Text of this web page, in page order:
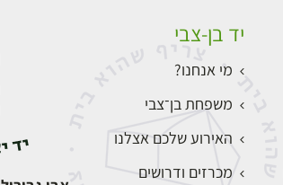
יד בן-צבי
מי אנחנו?
משפחת בן־צבי
האירוע שלכם אצלנו
מכרזים ודרושים